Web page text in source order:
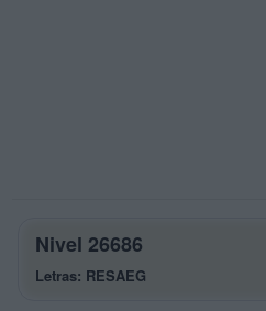
Nivel 26686
Letras: RESAEG